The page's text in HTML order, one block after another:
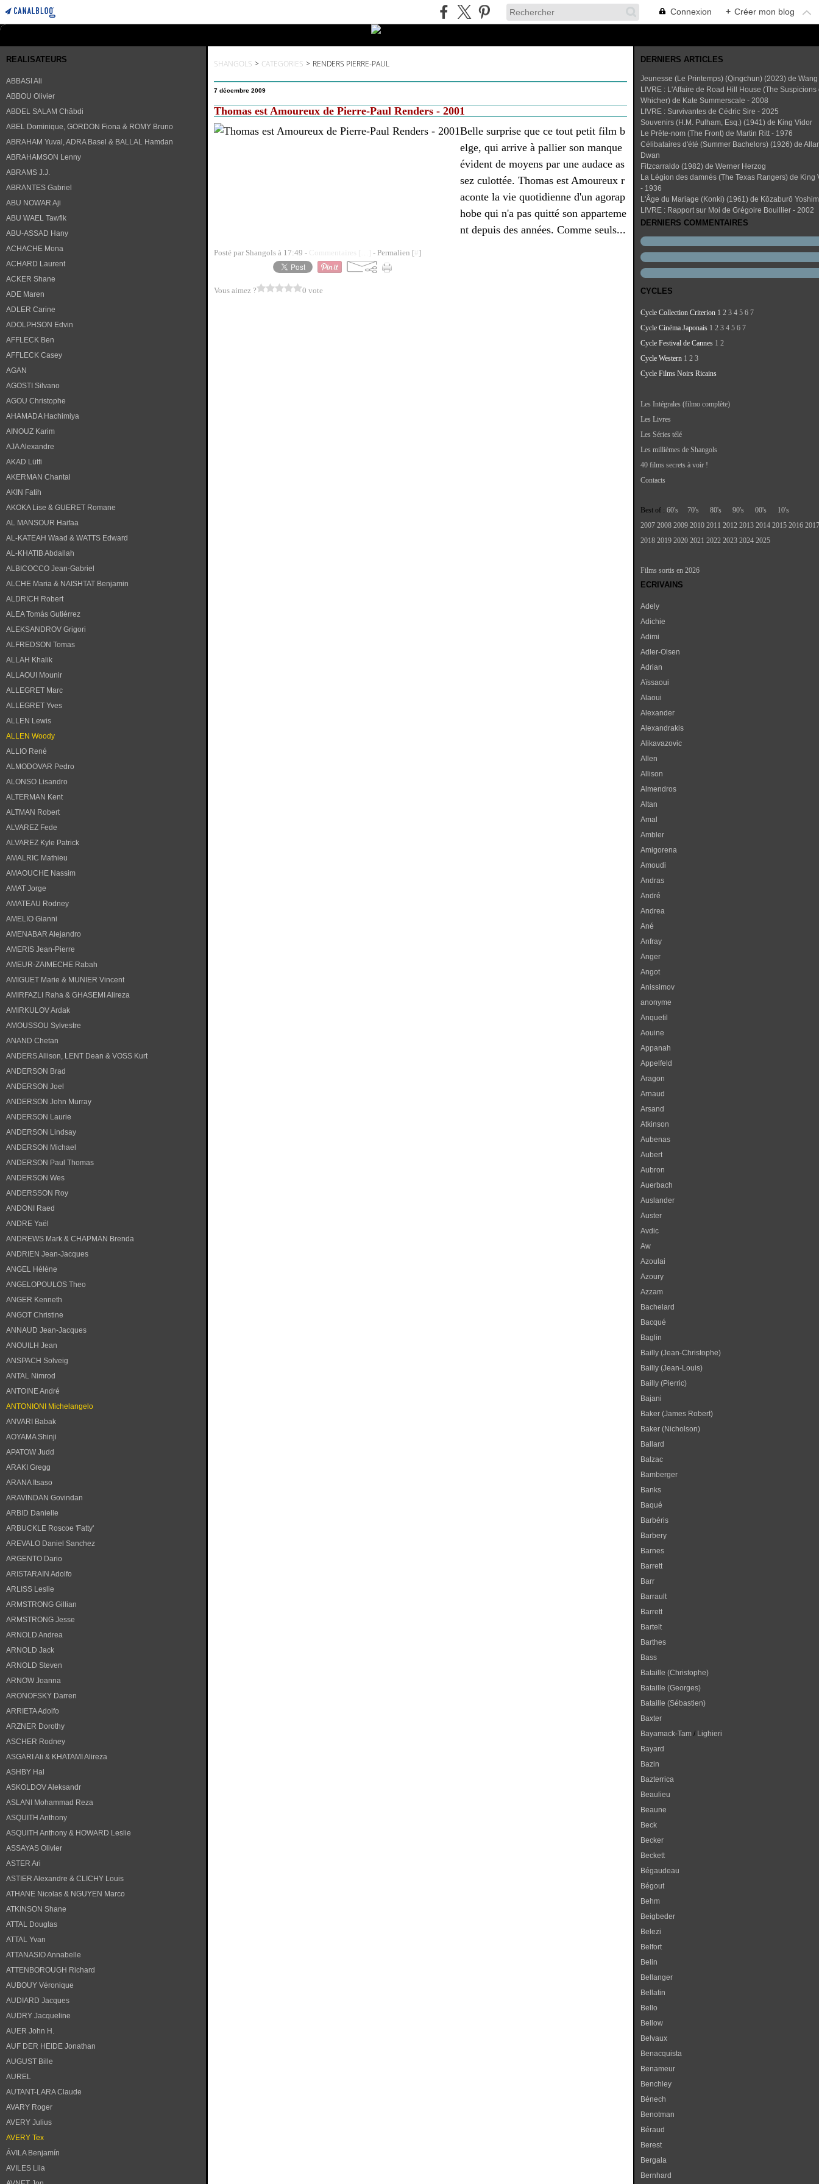
Connexion + Créer mon blog
REALISATEURS
ABBASI Ali
ABBOU Olivier
ABDEL SALAM Châbdi
ABEL Dominique, GORDON Fiona & ROMY Bruno
ABRAHAM Yuval, ADRA Basel & BALLAL Hamdan
ABRAHAMSON Lenny
ABRAMS J.J.
ABRANTES Gabriel
ABU NOWAR Aji
ABU WAEL Tawfik
ABU-ASSAD Hany
ACHACHE Mona
ACHARD Laurent
ACKER Shane
ADE Maren
ADLER Carine
ADOLPHSON Edvin
AFFLECK Ben
AFFLECK Casey
AGAN
AGOSTI Silvano
AGOU Christophe
AHAMADA Hachimiya
AINOUZ Karim
AJA Alexandre
AKAD Lütfi
AKERMAN Chantal
AKIN Fatih
AKOKA Lise & GUERET Romane
AL MANSOUR Haifaa
AL-KATEAH Waad & WATTS Edward
AL-KHATIB Abdallah
ALBICOCCO Jean-Gabriel
ALCHE Maria & NAISHTAT Benjamin
ALDRICH Robert
ALEA Tomás Gutiérrez
ALEKSANDROV Grigori
ALFREDSON Tomas
ALLAH Khalik
ALLAOUI Mounir
ALLEGRET Marc
ALLEGRET Yves
ALLEN Lewis
ALLEN Woody
ALLIO René
ALMODOVAR Pedro
ALONSO Lisandro
ALTERMAN Kent
ALTMAN Robert
ALVAREZ Fede
ALVAREZ Kyle Patrick
AMALRIC Mathieu
AMAOUCHE Nassim
AMAT Jorge
AMATEAU Rodney
AMELIO Gianni
AMENABAR Alejandro
AMERIS Jean-Pierre
AMEUR-ZAIMECHE Rabah
AMIGUET Marie & MUNIER Vincent
AMIRFAZLI Raha & GHASEMI Alireza
AMIRKULOV Ardak
AMOUSSOU Sylvestre
ANAND Chetan
ANDERS Allison, LENT Dean & VOSS Kurt
ANDERSON Brad
ANDERSON Joel
ANDERSON John Murray
ANDERSON Laurie
ANDERSON Lindsay
ANDERSON Michael
ANDERSON Paul Thomas
ANDERSON Wes
ANDERSSON Roy
ANDONI Raed
ANDRE Yaël
ANDREWS Mark & CHAPMAN Brenda
ANDRIEN Jean-Jacques
ANGEL Hélène
ANGELOPOULOS Theo
ANGER Kenneth
ANGOT Christine
ANNAUD Jean-Jacques
ANOUILH Jean
ANSPACH Solveig
ANTAL Nimrod
ANTOINE André
ANTONIONI Michelangelo
ANVARI Babak
AOYAMA Shinji
APATOW Judd
ARAKI Gregg
ARANA Itsaso
ARAVINDAN Govindan
ARBID Danielle
ARBUCKLE Roscoe 'Fatty'
AREVALO Daniel Sanchez
ARGENTO Dario
ARISTARAIN Adolfo
ARLISS Leslie
ARMSTRONG Gillian
ARMSTRONG Jesse
ARNOLD Andrea
ARNOLD Jack
ARNOLD Steven
ARNOW Joanna
ARONOFSKY Darren
ARRIETA Adolfo
ARZNER Dorothy
ASCHER Rodney
ASGARI Ali & KHATAMI Alireza
ASHBY Hal
ASKOLDOV Aleksandr
ASLANI Mohammad Reza
ASQUITH Anthony
ASQUITH Anthony & HOWARD Leslie
ASSAYAS Olivier
ASTER Ari
ASTIER Alexandre & CLICHY Louis
ATHANE Nicolas & NGUYEN Marco
ATKINSON Shane
ATTAL Douglas
ATTAL Yvan
ATTANASIO Annabelle
ATTENBOROUGH Richard
AUBOUY Véronique
AUDIARD Jacques
AUDRY Jacqueline
AUER John H.
AUF DER HEIDE Jonathan
AUGUST Bille
AUREL
AUTANT-LARA Claude
AVARY Roger
AVERY Julius
AVERY Tex
ÁVILA Benjamín
AVILES Lila
SHANGOLS > CATEGORIES > RENDERS PIERRE-PAUL
7 décembre 2009
Thomas est Amoureux de Pierre-Paul Renders - 2001
Belle surprise que ce tout petit film b
elge, qui arrive à pallier son manque
évident de moyens par une audace as
sez culottée. Thomas est Amoureux r
aconte la vie quotidienne d'un agorap
hobe qui n'a pas quitté son apparteme
nt depuis des années. Comme seuls...
Posté par Shangols à 17:49 - Commentaires [ - Permalien [ ]
Vous aimez ? 0 vote
DERNIERS ARTICLES
Jeunesse (Le Printemps) (Qingchun) (2023) de
LIVRE : L'Affaire de Road Hill House (The Suspicions
Whicher) de Kate Summerscale - 2008
LIVRE : Survivantes de Cédric Sire - 2025
Souvenirs (H.M. Pulham, Esq.) (1941) de King Vidor
Le Prête-nom (The Front) de Martin Ritt - 1976
Célibataires d'été (Summer Bachelors) (1926) de
Dwan
Fitzcarraldo (1982) de Werner Herzog
La Légion des damnés (The Texas Rangers) de King
- 1936
L'Âge du Mariage (Konki) (1961) de Kōzaburō
LIVRE : Rapport sur Moi de Grégoire Bouillier - 2002
DERNIERS COMMENTAIRES
CYCLES
Cycle Collection Criterion 1 2 3 4 5 6 7
Cycle Cinéma Japonais 1 2 3 4 5 6 7
Cycle Festival de Cannes 1 2
Cycle Western 1 2 3
Cycle Films Noirs Ricains
Les Intégrales (filmo complète)
Les Livres
Les Séries télé
Les millièmes de Shangols
40 films secrets à voir !
Contacts
Best of : 60's 70's 80's 90's 00's
10's
2007 2008 2009 2010 2011 2012 2013 2014 2015 2016 2017
2018 2019 2020 2021 2022 2023 2024 2025
Films sortis en 2026
ECRIVAINS
Adely
Adichie
Adimi
Adler-Olsen
Adrian
Aïssaoui
Alaoui
Alexander
Alexandrakis
Alikavazovic
Allen
Allison
Almendros
Altan
Amal
Ambler
Amigorena
Amoudi
Andras
André
Andrea
Ané
Anfray
Anger
Angot
Anissimov
anonyme
Anquetil
Aouine
Appanah
Appelfeld
Aragon
Arnaud
Arsand
Atkinson
Aubenas
Aubert
Aubron
Auerbach
Auslander
Auster
Avdic
Aw
Azoulai
Azoury
Azzam
Bachelard
Bacqué
Baglin
Bailly (Jean-Christophe)
Bailly (Jean-Louis)
Bailly (Pierric)
Bajani
Baker (James Robert)
Baker (Nicholson)
Ballard
Balzac
Bamberger
Banks
Baqué
Barbéris
Barbery
Barnes
Barrett
Barr
Barrault
Barrett
Bartelt
Barthes
Bass
Bataille (Christophe)
Bataille (Georges)
Bataille (Sébastien)
Baxter
Bayamack-Tam / Lighieri
Bayard
Bazin
Bazterrica
Beaulieu
Beaune
Beck
Becker
Beckett
Bégaudeau
Bégout
Behm
Beigbeder
Belezi
Belfort
Belin
Bellanger
Bellatin
Bello
Bellow
Belvaux
Benacquista
Benameur
Benchley
Bénech
Benotman
Béraud
Berest
Bergala
Bernhard